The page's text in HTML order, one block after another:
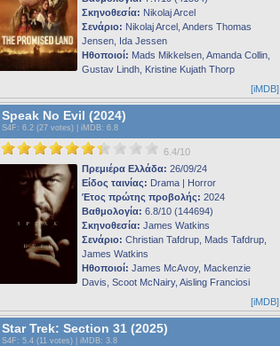
Σκηνοθεσία: Nikolaj Arcel
Σενάριο: Nikolaj Arcel, Anders Thomas
Jensen, Ida Jessen
Ηθοποιοί: Mads Mikkelsen, Amanda Collin,
Gustav Lindh, Kristine Kujath Thorp
[iMDB]
Speak No Evil (2024)
S4F : 6.2 (27 votes) | iMDB: 6.8
6.4/10
Πρεμιέρα Ελλάδα: 26/09/24
Είδος ταινίας: Drama | Horror
Έτος πρώτης προβολής: 2024
Βαθμολογία: 6.8/10 (144694)
Σκηνοθεσία: James Watkins
Σενάριο: Christian Tafdrup, Mads Tafdrup,
James Watkins
Ηθοποιοί: James McAvoy, Mackenzie
Davis, Scoot McNairy, Aisling Franciosi
[iMDB]
Star Trek: Section 31 (2025)
S4F : 5.4 (11 votes) | iMDB: 3.8